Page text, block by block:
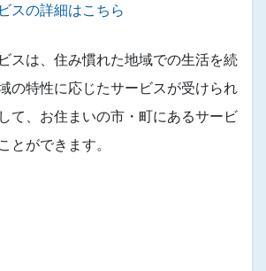
スの詳細はこちら
スは、住み慣れた地域での生活を続
の特性に応じたサービスが受けられ
て、お住まいの市・町にあるサービ
とができます。